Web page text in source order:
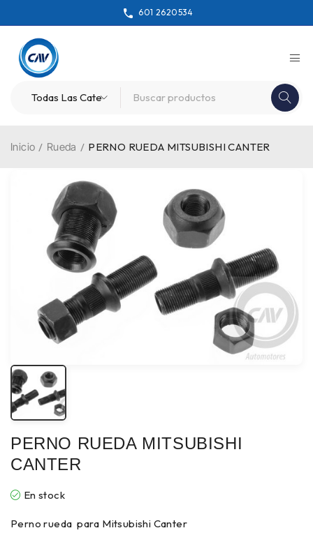
601 2620534
Inicio / Rueda / PERNO RUEDA MITSUBISHI CANTER
PERNO RUEDA MITSUBISHI
CANTER
En stock
Perno rueda para Mitsubishi Canter